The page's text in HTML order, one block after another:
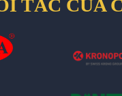
TÁC CỦA